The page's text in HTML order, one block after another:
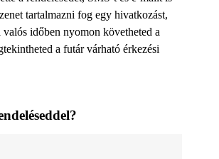
tartalmazni fog egy hivatkozást,
valós időben nyomon követheted a
a futár várható érkezési